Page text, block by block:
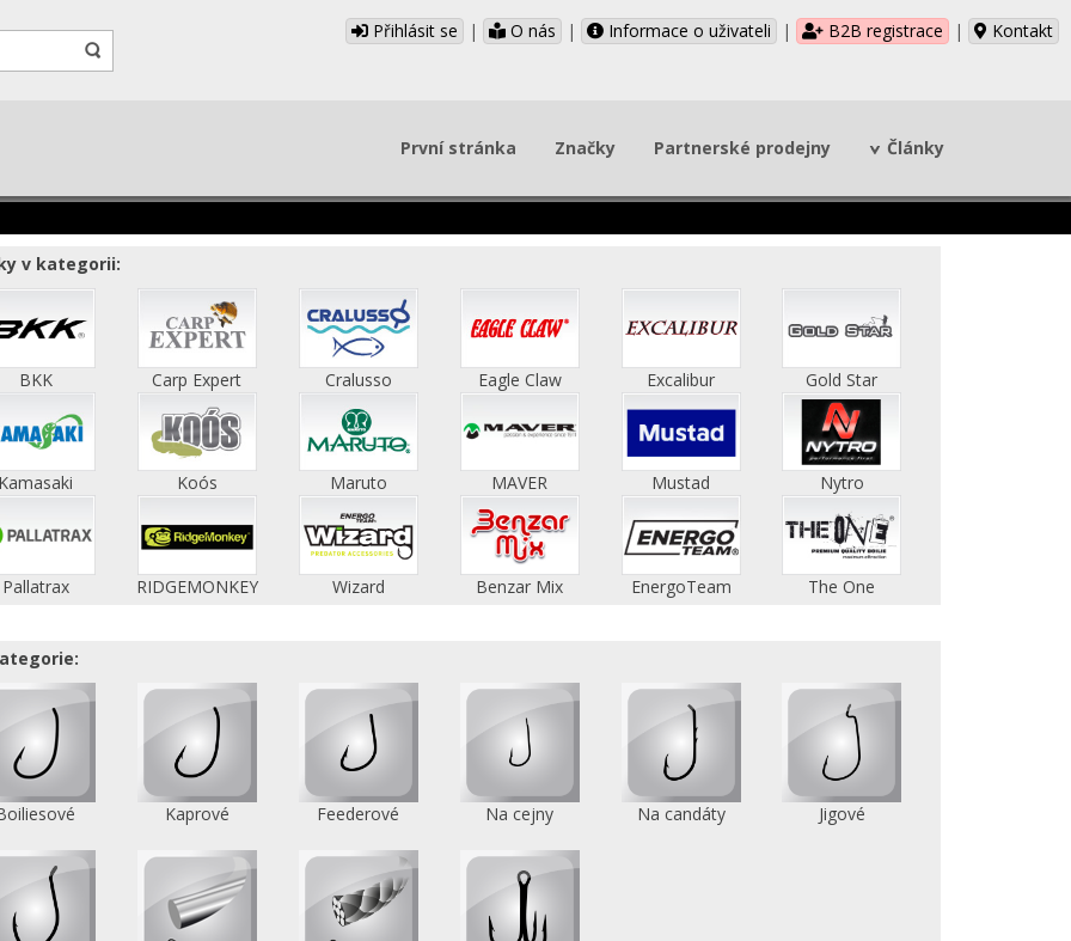
Přihlásit se | O nás | Informace o uživateli | B2B registrace | Kontakt
První stránka Značky Partnerské prodejny Články
v kategorii:
BKK Carp Expert Cralusso Eagle Claw Excalibur Gold Star
Koós Maruto MAVER Mustad Nytro
Pallatrax RIDGEMONKEY Wizard Benzar Mix EnergoTeam The One
Kaprové Feederové Na cejny Na candáty Jigové